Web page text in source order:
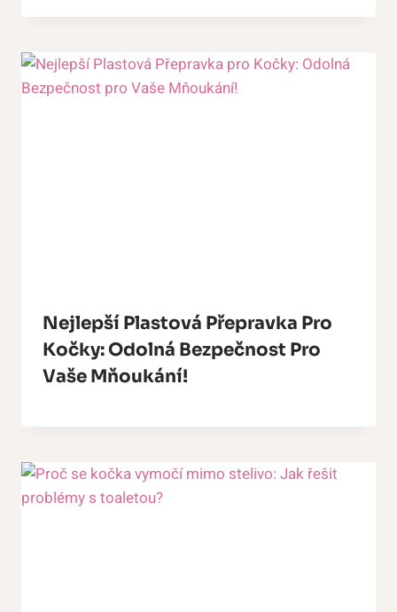
Nejlepší Plastová Přepravka Pro
Kočky: Odolná Bezpečnost Pro
Vaše Mňoukání!